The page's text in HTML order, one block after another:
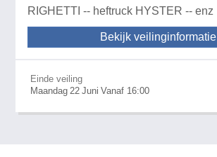
RIGHETTI -- heftruck HYSTER -- enz
Bekijk veilinginformatie
Einde veiling
Maandag 22 Juni Vanaf 16:00